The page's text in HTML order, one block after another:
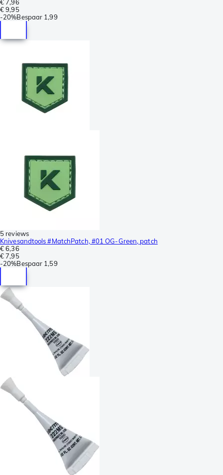
€ 7,96
€ 9,95
-20%Bespaar 1,99
5 reviews
Knivesandtools #MatchPatch, #01 OG-Green, patch
€ 6,36
€ 7,95
-20%Bespaar 1,59